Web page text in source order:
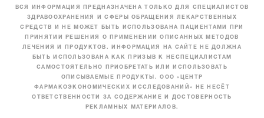
ВСЯ ИНФОРМАЦИЯ ПРЕДНАЗНАЧЕНА ТОЛЬКО ДЛЯ СПЕЦИАЛИСТОВ
ЗДРАВООХРАНЕНИЯ И СФЕРЫ ОБРАЩЕНИЯ ЛЕКАРСТВЕННЫХ
СРЕДСТВ И НЕ МОЖЕТ БЫТЬ ИСПОЛЬЗОВАНА ПАЦИЕНТАМИ ПРИ
ПРИНЯТИИ РЕШЕНИЯ О ПРИМЕНЕНИИ ОПИСАННЫХ МЕТОДОВ
ЛЕЧЕНИЯ И ПРОДУКТОВ. ИНФОРМАЦИЯ НА САЙТЕ НЕ ДОЛЖНА
БЫТЬ ИСПОЛЬЗОВАНА КАК ПРИЗЫВ К НЕСПЕЦИАЛИСТАМ
САМОСТОЯТЕЛЬНО ПРИОБРЕТАТЬ ИЛИ ИСПОЛЬЗОВАТЬ
ОПИСЫВАЕМЫЕ ПРОДУКТЫ. ООО «ЦЕНТР
ФАРМАКОЭКОНОМИЧЕСКИХ ИССЛЕДОВАНИЙ» НЕ НЕСЁТ
ОТВЕТСТВЕННОСТИ ЗА СОДЕРЖАНИЕ И ДОСТОВЕРНОСТЬ
РЕКЛАМНЫХ МАТЕРИАЛОВ.